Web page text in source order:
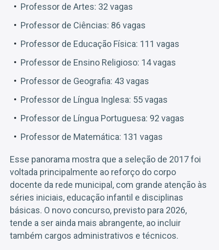
Professor de Artes: 32 vagas
Professor de Ciências: 86 vagas
Professor de Educação Física: 111 vagas
Professor de Ensino Religioso: 14 vagas
Professor de Geografia: 43 vagas
Professor de Língua Inglesa: 55 vagas
Professor de Língua Portuguesa: 92 vagas
Professor de Matemática: 131 vagas
Esse panorama mostra que a seleção de 2017 foi
voltada principalmente ao reforço do corpo
docente da rede municipal, com grande atenção às
séries iniciais, educação infantil e disciplinas
básicas. O novo concurso, previsto para 2026,
tende a ser ainda mais abrangente, ao incluir
também cargos administrativos e técnicos.